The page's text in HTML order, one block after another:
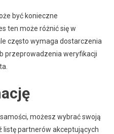
być konieczne
ten może różnić się w
często wymaga dostarczenia
przeprowadzenia weryfikacji
możesz wybrać swoją
listę partnerów akceptujących